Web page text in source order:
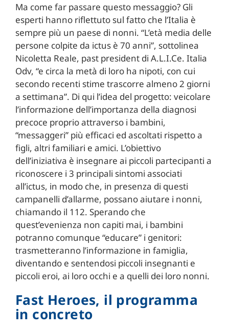
Ma come far passare questo messaggio? Gli
esperti hanno riflettuto sul fatto che l’Italia è
sempre più un paese di nonni. “L’età media delle
persone colpite da ictus è 70 anni”, sottolinea
Nicoletta Reale, past president di A.L.I.Ce. Italia
Odv, “e circa la metà di loro ha nipoti, con cui
secondo recenti stime trascorre almeno 2 giorni
a settimana”. Di qui l’idea del progetto: veicolare
l’informazione dell’importanza della diagnosi
precoce proprio attraverso i bambini,
“messaggeri” più efficaci ed ascoltati rispetto a
figli, altri familiari e amici. L’obiettivo
dell’iniziativa è insegnare ai piccoli partecipanti a
riconoscere i 3 principali sintomi associati
all’ictus, in modo che, in presenza di questi
campanelli d’allarme, possano aiutare i nonni,
chiamando il 112. Sperando che
quest’evenienza non capiti mai, i bambini
potranno comunque “educare” i genitori:
trasmetteranno l’informazione in famiglia,
diventando e sentendosi piccoli insegnanti e
piccoli eroi, ai loro occhi e a quelli dei loro nonni.
Fast Heroes, il programma
in concreto